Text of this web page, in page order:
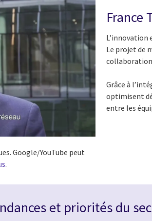
Google/YouTube peut
.
France
L’innovation
Le projet de
collaboration
Grâce à
optimisent
entre les
et priorités du